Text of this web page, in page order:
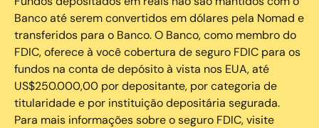
Banco até serem convertidos em dólares pela Nomad e
transferidos para o Banco. O Banco, como membro do
FDIC, oferece à você cobertura de seguro FDIC para os
fundos na conta de depósito à vista nos EUA, até
US$250.000,00 por depositante, por categoria de
titularidade e por instituição depositária segurada.
Para mais informações sobre o seguro FDIC, visite